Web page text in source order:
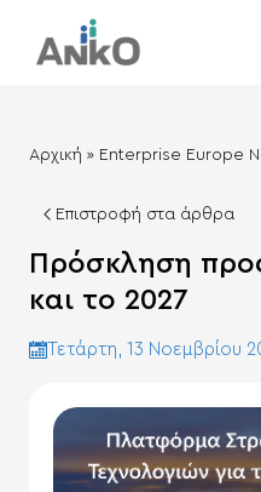
Αρχική » Enterprise Europe
Επιστροφή στα άρθρα
Πρόσκληση
και το 2027
Τετάρτη, 13 Νοεμβρίου